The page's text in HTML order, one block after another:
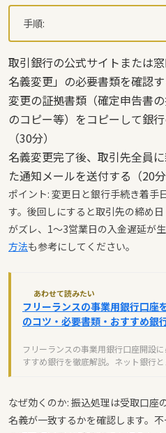
手順:
取引銀行の公式サイトまたは
名義変更」の必要書類を確認す
変更の証拠書類（確定申告書
のコピー等）をコピーして銀
（30分）
名義変更完了後、取引先全員
た通知メールを送付する（20分
ポイント: 変更日と銀行手続き着手
す。後回しにすると取引先の締め
がズレ、1〜3営業日の入金遅延が生
方法も参考にしてください。
あわせて読みたい
フリーランスの事業用銀行口座
のコツ・必要書類・おすすめ銀
フリーランスの事業用銀行口座開設
すすめ銀行を徹底解説。ネット銀行
なぜ効くのか: 振込処理は受取口座
名義が一致するかを確認します。